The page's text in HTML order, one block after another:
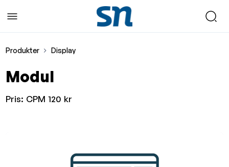
Produkter Display
Modul
Pris: CPM 120 kr